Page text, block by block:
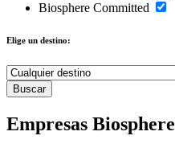
Biosphere Committed
Elige un destino:
Empresas Biosphere